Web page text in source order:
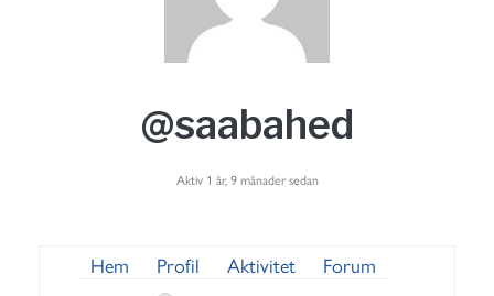
@saabahed
Aktiv 1 år, 9 månader sedan
Hem Profil Aktivitet
Forum